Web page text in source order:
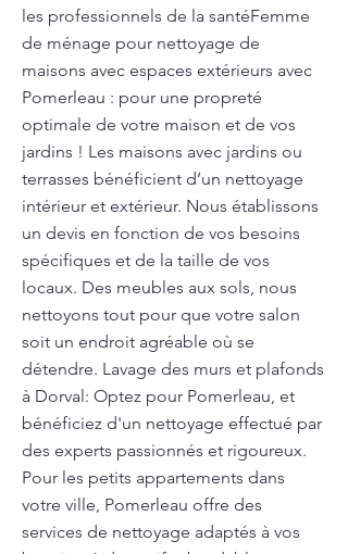
les professionnels de la santéFemme
de ménage pour nettoyage de
maisons avec espaces extérieurs avec
Pomerleau : pour une propreté
optimale de votre maison et de vos
jardins ! Les maisons avec jardins ou
terrasses bénéficient d’un nettoyage
intérieur et extérieur. Nous établissons
un devis en fonction de vos besoins
spécifiques et de la taille de vos
locaux. Des meubles aux sols, nous
nettoyons tout pour que votre salon
soit un endroit agréable où se
détendre. Lavage des murs et plafonds
à Dorval: Optez pour Pomerleau, et
bénéficiez d'un nettoyage effectué par
des experts passionnés et rigoureux.
Pour les petits appartements dans
votre ville, Pomerleau offre des
services de nettoyage adaptés à vos